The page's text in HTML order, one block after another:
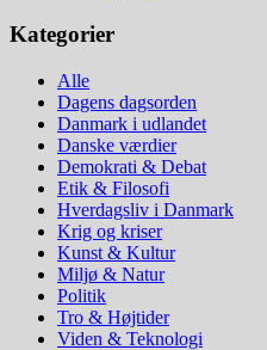
Kategorier
Alle
Dagens dagsorden
Danmark i udlandet
Danske værdier
Demokrati & Debat
Etik & Filosofi
Hverdagsliv i Danmark
Krig og kriser
Kunst & Kultur
Miljø & Natur
Politik
Tro & Højtider
Viden & Teknologi